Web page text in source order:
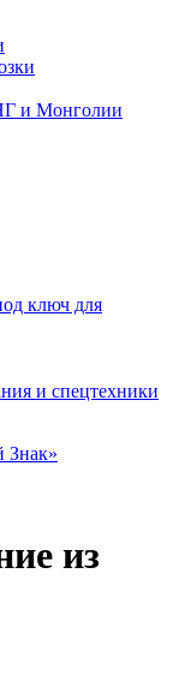
и Монголии
ключ для
и спецтехники
Знак»
из